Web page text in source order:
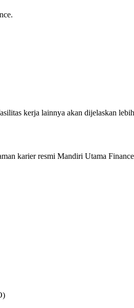
kerja lainnya akan dijelaskan
karier resmi Mandiri Utama